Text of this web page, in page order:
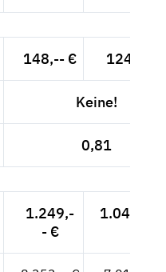
148,-- € 124,37 €
Keine!
0,81
1.249,-
- €
1.049,58